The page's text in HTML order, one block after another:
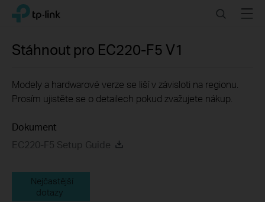
Click
navigation
TP-Link, Reliably Smart SearchMenu
Stáhnout pro EC220-F5 V1
Modely a hardwarové verze se liší v závisloti na regionu.
Prosím ujistěte se o detailech pokud zvažujete nákup.
Dokument
EC220-F5 Setup Guide
Nejčastější
dotazy